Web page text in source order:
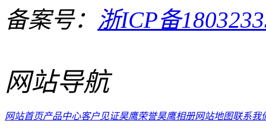
备案号： 浙ICP备
网站导航
网站首页产品中心客户见证昊鹰荣誉昊鹰相册网站地图联系我